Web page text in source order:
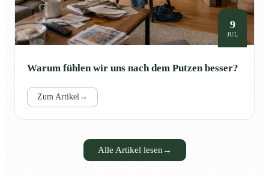
9
JUL
Warum fühlen wir uns nach dem Putzen besser?
Zum Artikel→
Alle Artikel lesen →